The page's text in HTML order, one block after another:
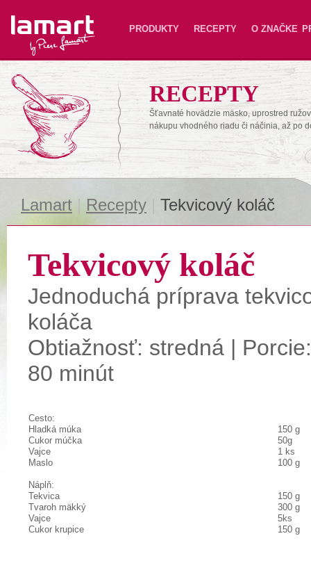
Lamart PRODUKTY RECEPTY O ZNAČKE
RECEPTY
Šťavnaté hovädzie mäsko, uprostred
nákupu vhodného riadu či náčinia, až po
Lamart Recepty Tekvicový koláč
Tekvicový koláč
Jednoduchá príprava
koláča
Obtiažnosť: stredná |
80 minút
Cesto:
Hladká múka
150 g
Cukor múčka
50g
Vajce
1 ks
Maslo
100 g
Náplň:
Tekvica
150 g
Tvaroh mäkký
300 g
Vajce
5ks
Cukor krupice
150 g